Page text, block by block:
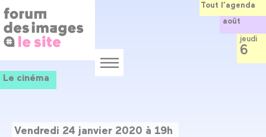
au
contenu
principal
Menu
Le cinéma
Vendredi 24 janvier 2020 à 19h
Tout l’agenda
août
jeudi
6